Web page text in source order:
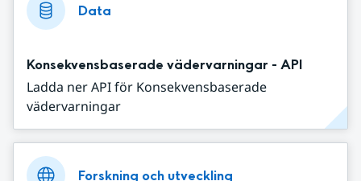
Data
Konsekvensbaserade vädervarningar - API
Ladda ner API för Konsekvensbaserade
vädervarningar
Forskning och utveckling